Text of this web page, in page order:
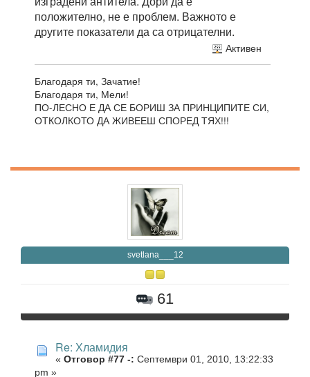
положително, не е проблем. Важното е
другите показатели да са отрицателни.
Активен
Благодаря ти, Зачатие!
Благодаря ти, Мели!
ПО-ЛЕСНО Е ДА СЕ БОРИШ ЗА ПРИНЦИПИТЕ СИ,
ОТКОЛКОТО ДА ЖИВЕЕШ СПОРЕД ТЯХ!!!
svetlana___12
61
Re: Хламидия
« Отговор #77 -: Септември 01, 2010, 13:22:33
pm »